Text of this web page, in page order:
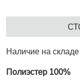
Наличие на складе
Полиэстер 100%